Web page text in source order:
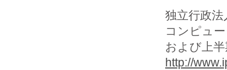
独立行政
コンピュ
および上
http://